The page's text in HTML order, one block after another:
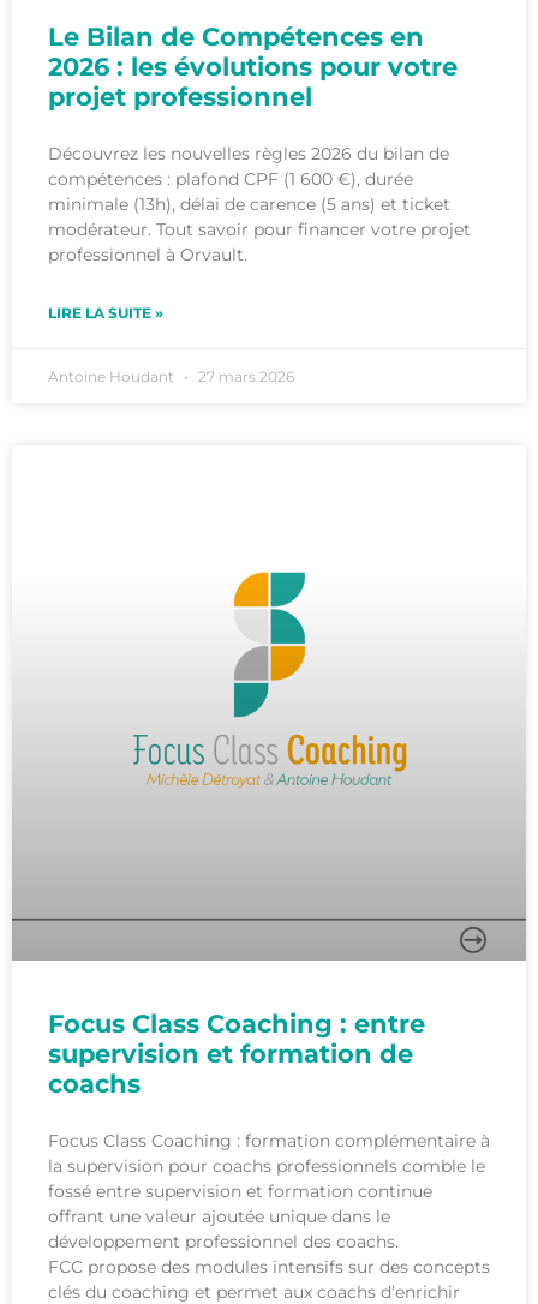
Le Bilan de Compétences en
2026 : les évolutions pour votre
projet professionnel
Découvrez les nouvelles règles 2026 du bilan de
compétences : plafond CPF (1 600 €), durée
minimale (13h), délai de carence (5 ans) et ticket
modérateur. Tout savoir pour financer votre projet
professionnel à Orvault.
LIRE LA SUITE »
Antoine Houdant 27 mars 2026
Focus Class Coaching : entre
supervision et formation de
coachs
Focus Class Coaching : formation complémentaire à
la supervision pour coachs professionnels comble le
fossé entre supervision et formation continue
offrant une valeur ajoutée unique dans le
développement professionnel des coachs.
FCC propose des modules intensifs sur des concepts
clés du coaching et permet aux coachs d’enrichir